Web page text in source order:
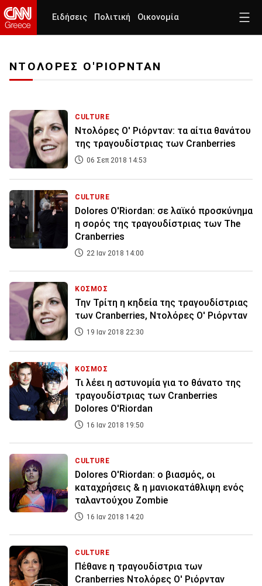
Ειδήσεις Πολιτική Οικονομία
ΝΤΟΛΟΡΕΣ Ο'ΡΙΟΡΝΤΑΝ
CULTURE
Ντολόρες Ο' Ριόρνταν: τα αίτια θανάτου
της τραγουδίστριας των Cranberries
06 Σεπ 2018 14:53
CULTURE
Dolores O'Riordan: σε λαϊκό προσκύνημα
η σορός της τραγουδίστριας των The
Cranberries
22 Ιαν 2018 14:00
ΚΟΣΜΟΣ
Την Τρίτη η κηδεία της τραγουδίστριας
των Cranberries, Ντολόρες Ο' Ριόρνταν
19 Ιαν 2018 22:30
ΚΟΣΜΟΣ
Τι λέει η αστυνομία για το θάνατο της
τραγουδίστριας των Cranberries
Dolores O'Riordan
16 Ιαν 2018 19:50
CULTURE
Dolores O'Riordan: ο βιασμός, οι
καταχρήσεις & η μανιοκατάθλιψη ενός
ταλαντούχου Zombie
16 Ιαν 2018 14:20
CULTURE
Πέθανε η τραγουδίστρια των
Cranberries Ντολόρες Ο' Ριόρνταν